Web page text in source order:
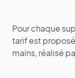
Pour chaque
tarif est
mains, réalisé